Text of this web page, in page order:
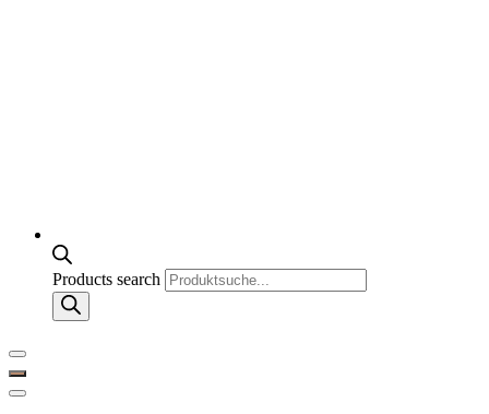
Products search